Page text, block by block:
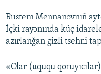
Rustem Mennanovnıñ
İçki rayonında küç
azırlanğan gizli tsehni
«Olar (uququ